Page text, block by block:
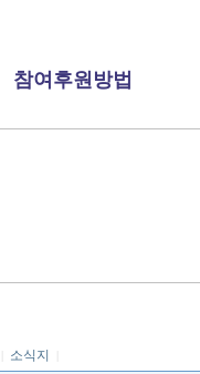
참여후원방법
소식지